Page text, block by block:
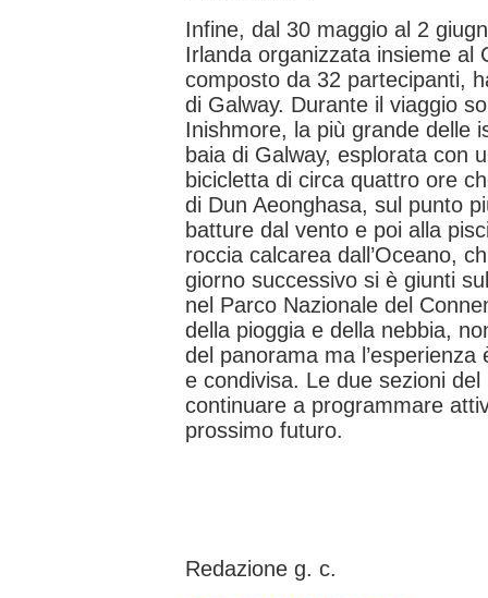
Infine, dal 30 maggio al 2
Irlanda organizzata insieme al
composto da 32 partecipanti,
di Galway. Durante il viaggio
Inishmore, la più grande delle
baia di Galway, esplorata con
bicicletta di circa quattro ore
di Dun Aeonghasa, sul punto
batture dal vento e poi alla
roccia calcarea dall’Oceano,
giorno successivo si è giunti
nel Parco Nazionale del
della pioggia e della nebbia,
del panorama ma
e condivisa. Le due sezioni
continuare a programmare
prossimo futuro.
Redazione g. c.